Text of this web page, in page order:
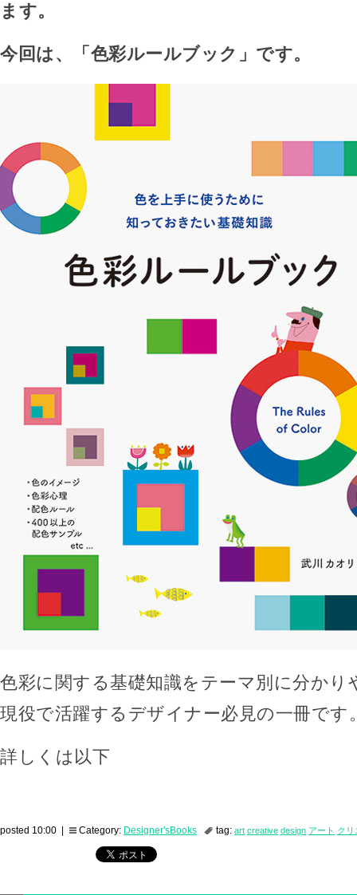
ます。
今回は、「色彩ルールブック」です。
色彩に関する基礎知識をテーマ別に分かり
現役で活躍するデザイナー必見の一冊です
詳しくは以下
posted 10:00 | Category: Designer'sBooks tag: art creative design アート クリ